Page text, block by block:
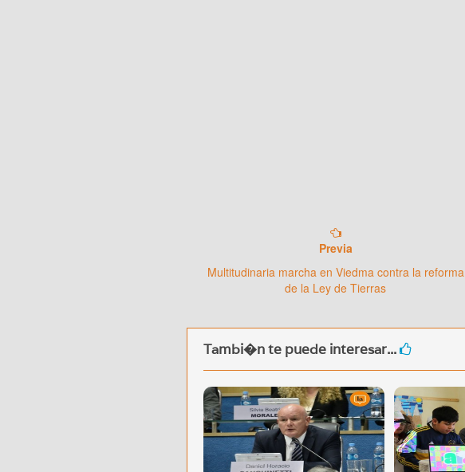
Previa
Multitudinaria marcha en Viedma contra la reforma
de la Ley de Tierras
Tambi�n te puede interesar...